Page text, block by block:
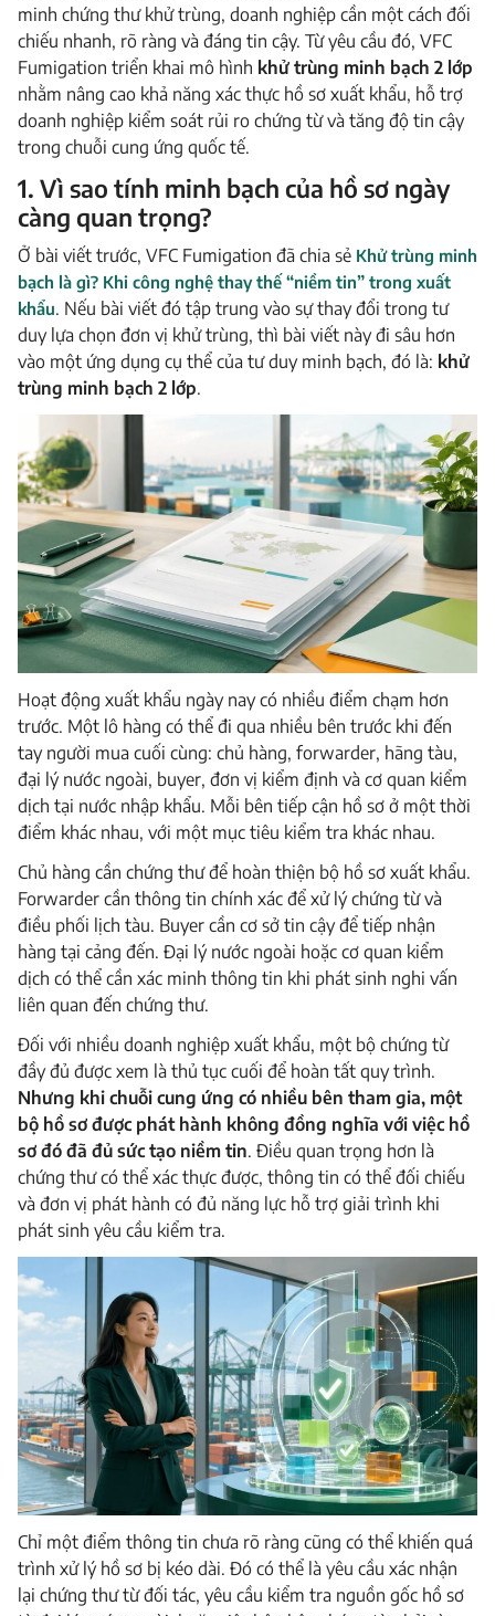
minh chứng thư khử trùng, doanh nghiệp cần một cách đối
chiếu nhanh, rõ ràng và đáng tin cậy. Từ yêu cầu đó, VFC
Fumigation triển khai mô hình khử trùng minh bạch 2 lớp
nhằm nâng cao khả năng xác thực hồ sơ xuất khẩu, hỗ trợ
doanh nghiệp kiểm soát rủi ro chứng từ và tăng độ tin cậy
trong chuỗi cung ứng quốc tế.
1. Vì sao tính minh bạch của hồ sơ ngày
càng quan trọng?
Ở bài viết trước, VFC Fumigation đã chia sẻ Khử trùng minh
bạch là gì? Khi công nghệ thay thế “niềm tin” trong xuất
khẩu. Nếu bài viết đó tập trung vào sự thay đổi trong tư
duy lựa chọn đơn vị khử trùng, thì bài viết này đi sâu hơn
vào một ứng dụng cụ thể của tư duy minh bạch, đó là: khử
trùng minh bạch 2 lớp.
Hoạt động xuất khẩu ngày nay có nhiều điểm chạm hơn
trước. Một lô hàng có thể đi qua nhiều bên trước khi đến
tay người mua cuối cùng: chủ hàng, forwarder, hãng tàu,
đại lý nước ngoài, buyer, đơn vị kiểm định và cơ quan kiểm
dịch tại nước nhập khẩu. Mỗi bên tiếp cận hồ sơ ở một thời
điểm khác nhau, với một mục tiêu kiểm tra khác nhau.
Chủ hàng cần chứng thư để hoàn thiện bộ hồ sơ xuất khẩu.
Forwarder cần thông tin chính xác để xử lý chứng từ và
điều phối lịch tàu. Buyer cần cơ sở tin cậy để tiếp nhận
hàng tại cảng đến. Đại lý nước ngoài hoặc cơ quan kiểm
dịch có thể cần xác minh thông tin khi phát sinh nghi vấn
liên quan đến chứng thư.
Đối với nhiều doanh nghiệp xuất khẩu, một bộ chứng từ
đầy đủ được xem là thủ tục cuối để hoàn tất quy trình.
Nhưng khi chuỗi cung ứng có nhiều bên tham gia, một
bộ hồ sơ được phát hành không đồng nghĩa với việc hồ
sơ đó đã đủ sức tạo niềm tin. Điều quan trọng hơn là
chứng thư có thể xác thực được, thông tin có thể đối chiếu
và đơn vị phát hành có đủ năng lực hỗ trợ giải trình khi
phát sinh yêu cầu kiểm tra.
Chỉ một điểm thông tin chưa rõ ràng cũng có thể khiến quá
trình xử lý hồ sơ bị kéo dài. Đó có thể là yêu cầu xác nhận
lại chứng thư từ đối tác, yêu cầu kiểm tra nguồn gốc hồ sơ